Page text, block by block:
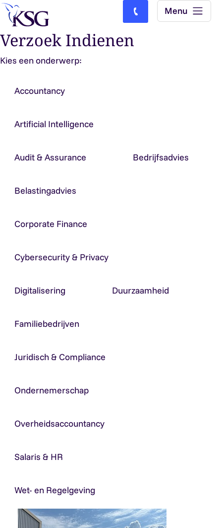
Skip to content
Bel ons: (0)77-4740000
Menu
Verzoek Indienen
Kies een onderwerp:
Accountancy
Artificial Intelligence
Audit & Assurance Bedrijfsadvies
Belastingadvies
Corporate Finance
Cybersecurity & Privacy
Digitalisering Duurzaamheid
Familiebedrijven
Juridisch & Compliance
Ondernemerschap
Overheidsaccountancy
Salaris & HR
Wet- en Regelgeving